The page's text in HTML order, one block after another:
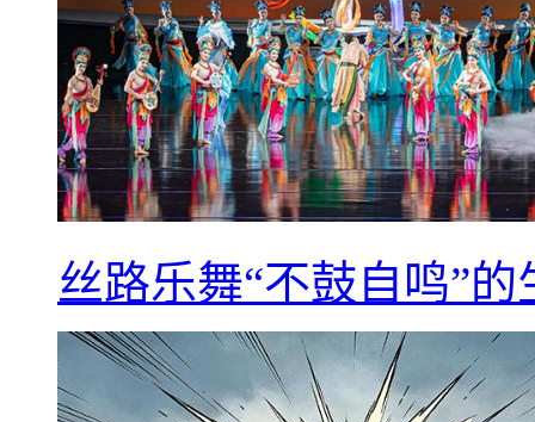
丝路乐舞“不鼓自鸣”